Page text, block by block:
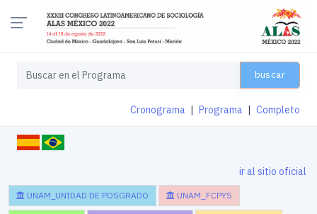
buscar
Cronograma Programa Completo
ir al sitio oficial
UNAM_UNIDAD DE POSGRADO UNAM_FCPYS